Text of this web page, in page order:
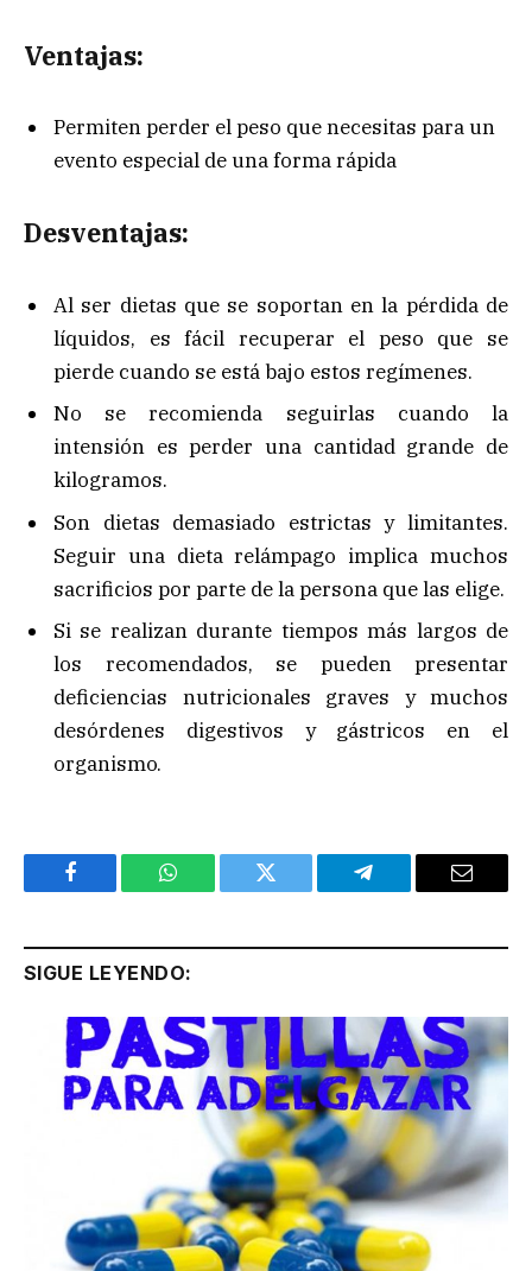
Ventajas:
Permiten perder el peso que necesitas para un
evento especial de una forma rápida
Desventajas:
Al ser dietas que se soportan en la pérdida de
líquidos, es fácil recuperar el peso que se
pierde cuando se está bajo estos regímenes.
No se recomienda seguirlas cuando la
intensión es perder una cantidad grande de
kilogramos.
Son dietas demasiado estrictas y limitantes.
Seguir una dieta relámpago implica muchos
sacrificios por parte de la persona que las elige.
Si se realizan durante tiempos más largos de
los recomendados, se pueden presentar
deficiencias nutricionales graves y muchos
desórdenes digestivos y gástricos en el
organismo.
Facebook WhatsApp Twitter Telegram Email
SIGUE LEYENDO: